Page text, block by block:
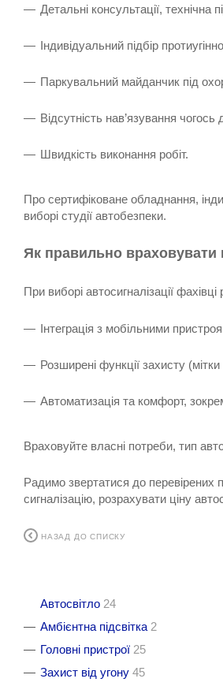
Детальні консультації, технічна
Індивідуальний підбір
Паркувальний майданчик під
Відсутність нав’язування
Швидкість виконання робіт.
Про сертифіковане обладнання,
виборі студії автобезпеки.
Як правильно враховувати
При виборі автосигналізації
Інтеграція з мобільними
Розширені функції захисту
Автоматизація та комфорт,
Враховуйте власні потреби, тип
Радимо звертатися до перевірених
сигналізацію, розрахувати ціну
НАЗАД ДО СПИСКУ
Автосвітло 24
Амбієнтна підсвітка 2
Головні пристрої 25
Захист від угону 45